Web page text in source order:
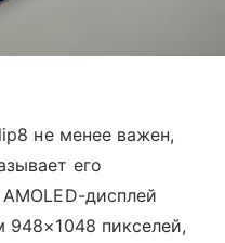
не менее важен,
его
дисплей
948×1048 пикселей,